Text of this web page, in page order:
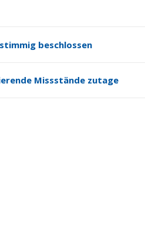
beschlossen
Missstände zutage